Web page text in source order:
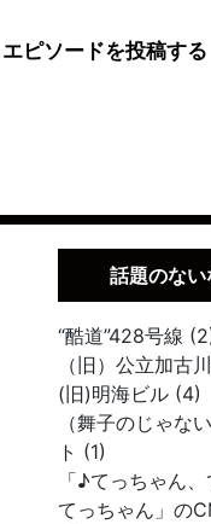
エピソードを投稿する
話題のな
“酷道”428号線
（旧）公立加古
(旧)明海ビル (4)
（舞子のじゃな
ト (1)
「♪てっちゃん
てっちゃん」の